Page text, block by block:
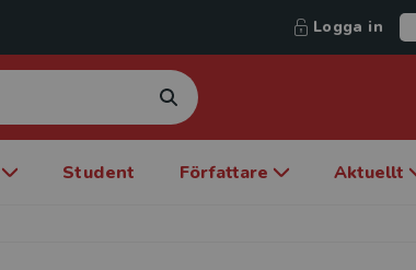
Logga in
Student Författare Aktuellt